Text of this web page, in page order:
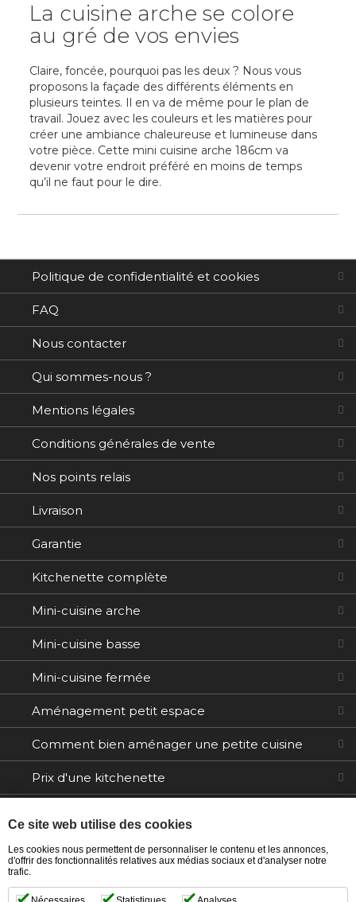
Quantité 4 004,00 €
La cuisine arche se colore
au gré de vos envies
Claire, foncée, pourquoi pas les deux ? Nous vous
proposons la façade des différents éléments en
plusieurs teintes. Il en va de même pour le plan de
travail. Jouez avec les couleurs et les matières pour
créer une ambiance chaleureuse et lumineuse dans
votre pièce. Cette mini cuisine arche 186cm va
devenir votre endroit préféré en moins de temps
qu’il ne faut pour le dire.
Politique de confidentialité et cookies
FAQ
Nous contacter
Qui sommes-nous ?
Mentions légales
Conditions générales de vente
Nos points relais
Livraison
Garantie
Kitchenette complète
Mini-cuisine arche
Mini-cuisine basse
Mini-cuisine fermée
Aménagement petit espace
Comment bien aménager une petite cuisine
Prix d'une kitchenette
Tables / Chaises
Ce site web utilise des cookies
Les cookies nous permettent de personnaliser le contenu et les annonces,
d'offrir des fonctionnalités relatives aux médias sociaux et d'analyser notre
trafic.